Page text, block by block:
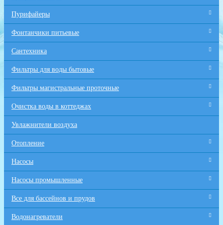
Пурифайеры
Фонтанчики питьевые
Сантехника
Фильтры для воды бытовые
Фильтры магистральные проточные
Очистка воды в коттеджах
Увлажнители воздуха
Отопление
Насосы
Насосы промышленные
Все для бaссейнов и прудов
Водонагреватели